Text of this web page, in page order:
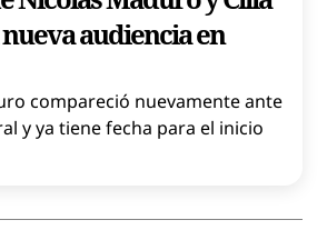
audiencia en
compareció nuevamente ante
y ya tiene fecha para el inicio